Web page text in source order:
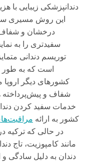
دندانپزشکی زیبایی
این روش مسیری
درخشان و شفاف
سفیدتری را به
توریسم دندانی
است که به طور
کشورهای دیگر اروپا
شفاف و پیش‌پرداخته
خدمات سفید کردن
کشور به ارائه
در حالی که ترکیه
مانند کامپوزیت، تاج
دندان به دلیل سادگی